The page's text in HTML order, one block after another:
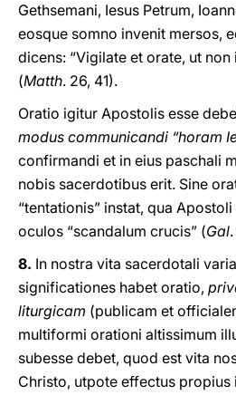
Gethsemani, Iesus Petrum,
eosque somno invenit mersos,
dicens: “Vigilate et orate, ut
(Matth. 26, 41).
Oratio igitur Apostolis esse
modus communicandi “horam
confirmandi et in eius paschali
nobis sacerdotibus erit. Sine
“tentationis” instat, qua
oculos “scandalum crucis” (Gal
8. In nostra vita sacerdotali
significationes habet oratio,
liturgicam (publicam et
multiformi orationi altissimum
subesse debet, quod est vita
Christo, utpote effectus propius